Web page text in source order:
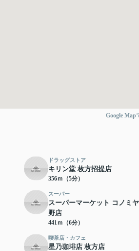
Google Map
ドラッグストア
キリン堂 枚方招提店
356ｍ（5分）
スーパー
スーパーマーケット コノミ
野店
441ｍ（6分）
喫茶店・カフェ
星乃珈琲店 枚方店